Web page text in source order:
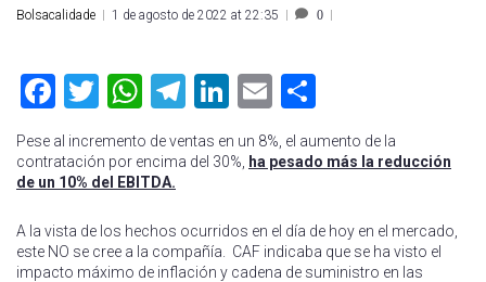
Bolsacalidade 1 de agosto de 2022 at 22:35 0
Facebook
Twitter
WhatsApp
Telegram
LinkedIn
Email
Pese al incremento de ventas en un 8%, el aumento de la
contratación por encima del 30%,
ha pesado más la reducción
de un 10% del EBITDA.
A la vista de los hechos ocurridos en el día de hoy en el mercado,
este NO se cree a la compañía. CAF indicaba que se ha visto el
impacto máximo de inflación y cadena de suministro en las